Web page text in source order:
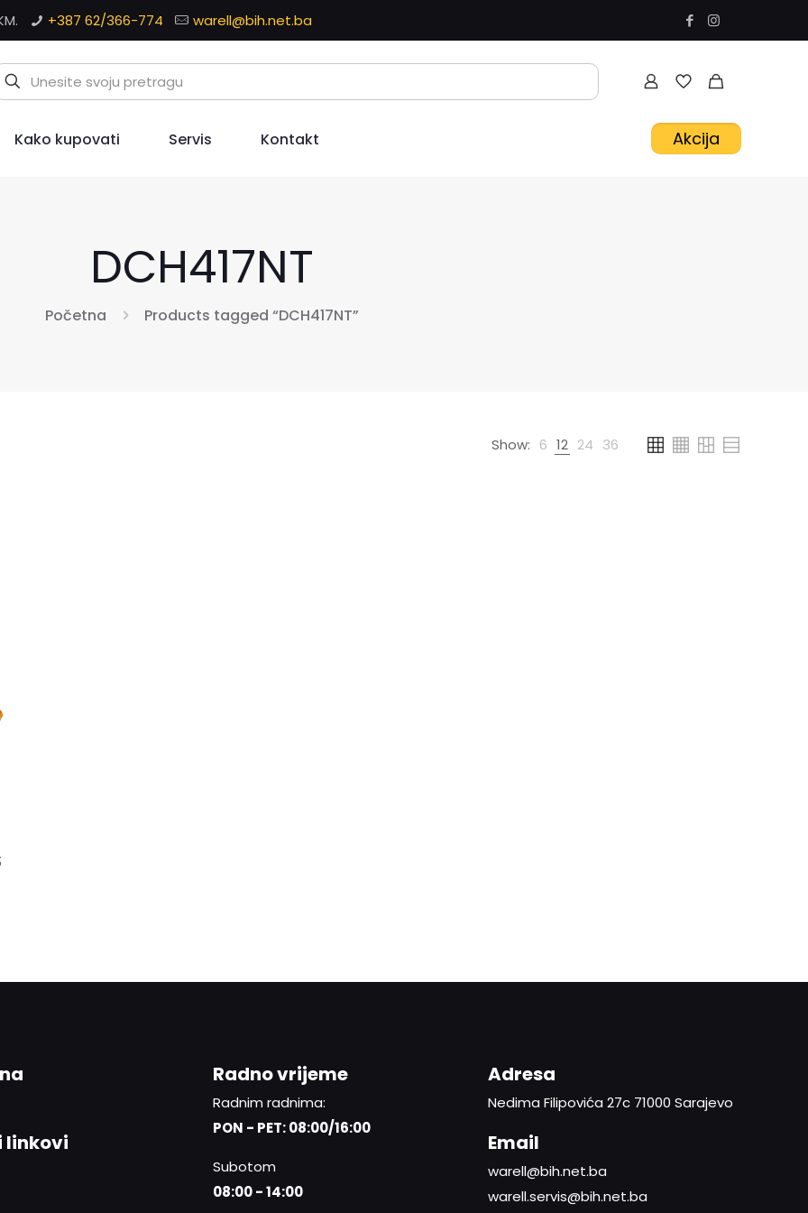
+387 62/366-774 warell@bih.net.ba
Kako kupovati Servis Kontakt Akcija
DCH417NT
Početna Products tagged “DCH417NT”
Show: 6 12 24 36
linkovi
Radno vrijeme
Radnim radnima:
PON - PET: 08:00/16:00
Subotom
08:00 - 14:00
Adresa
Nedima Filipovića 27c 71000 Sarajevo
Email
warell@bih.net.ba
warell.servis@bih.net.ba